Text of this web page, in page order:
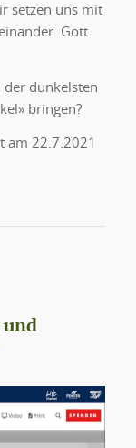
setzen uns mit
Gott
der dunkelsten
bringen?
am 22.7.2021